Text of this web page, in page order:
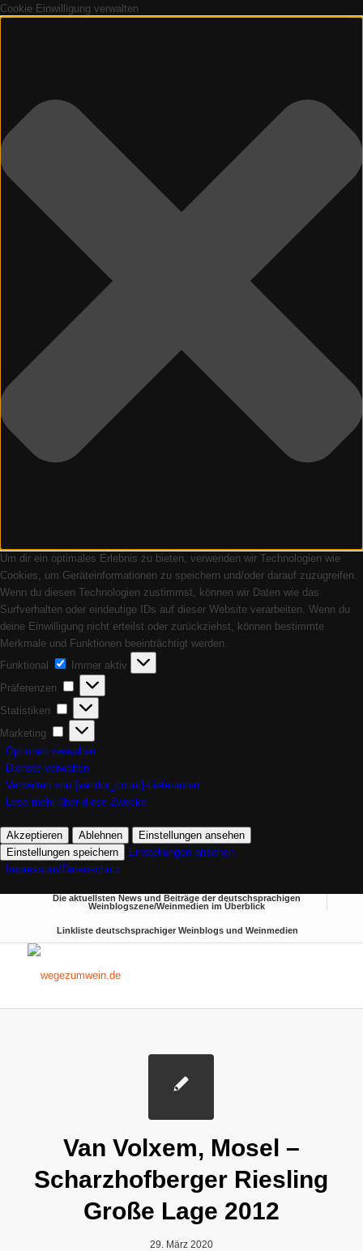
Cookie Einwilligung verwalten
Um dir ein optimales Erlebnis zu bieten, verwenden wir Technologien wie
Cookies, um Geräteinformationen zu speichern und/oder darauf zuzugreifen.
Wenn du diesen Technologien zustimmst, können wir Daten wie das
Surfverhalten oder eindeutige IDs auf dieser Website verarbeiten. Wenn du
deine Einwilligung nicht erteilst oder zurückziehst, können bestimmte
Merkmale und Funktionen beeinträchtigt werden.
Funktional
Funktional
Immer aktiv
Präferenzen
Präferenzen
Statistiken Statistiken
Marketing
Marketing
Optionen verwalten
Dienste verwalten
Verwalten von {vendor_count}-Lieferanten
Lese mehr über diese Zwecke
Akzeptieren Ablehnen
Einstellungen ansehen
Einstellungen speichern
Einstellungen ansehen
Impressum/Datenschutz
Die aktuellsten News und Beiträge der deutschsprachigen
Weinblogszene/Weinmedien im Überblick
Linkliste deutschsprachiger Weinblogs und Weinmedien
Van Volxem, Mosel –
Scharzhofberger Riesling
Große Lage 2012
29. März 2020